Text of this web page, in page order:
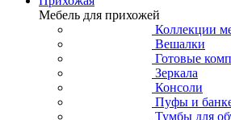
Мебель для прихожей
Коллекции
Вешалки
Готовые
Зеркала
Консоли
Пуфы и
Тумбы для